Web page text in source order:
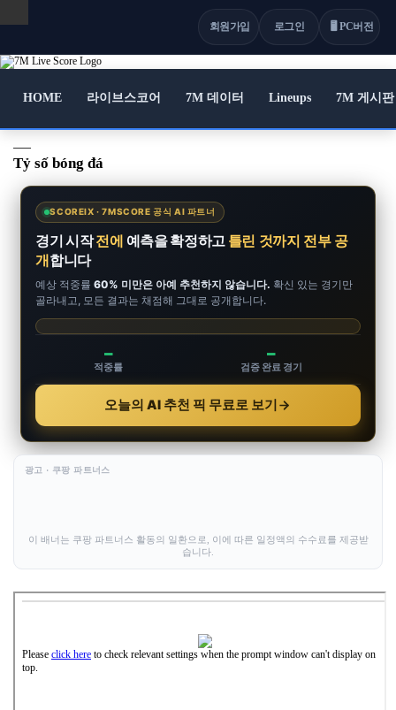
회원가입 로그인 🖥 PC버전
HOME 라이브스코어 7M 데이터 Lineups 7M 게시판
Tỷ số bóng đá
SCOREIX · 7MSCORE 공식 AI 파트너
경기 시작전에 예측을 확정하고 틀린 것까지 전부 공
개합니다
예상 적중률60% 미만은 아예 추천하지 않습니다. 확신 있는 경기만
골라내고, 모든 결과는 채점해 그대로 공개합니다.
–
적중률
–
검증 완료 경기
오늘의 AI 추천 픽 무료로 보기
광고 · 쿠팡 파트너스
이 배너는 쿠팡 파트너스 활동의 일환으로, 이에 따른 일정액의 수수료를 제공받
습니다.